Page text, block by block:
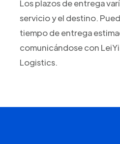
Los plazos de entrega
servicio y el destino.
tiempo de entrega
comunicándose con
Logistics.